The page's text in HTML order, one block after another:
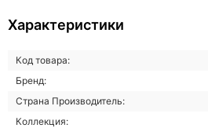
Характеристики
Код товара:
Бренд:
Страна Производитель:
Коллекция: